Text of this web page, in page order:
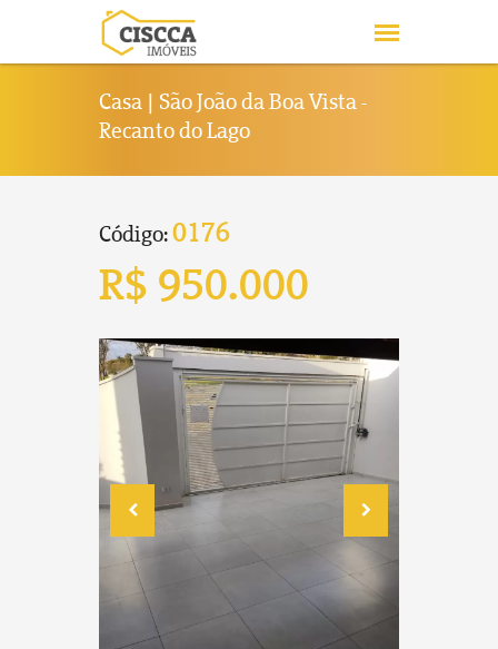
Casa | São João da Boa Vista -
Recanto do Lago
Código: 0176
R$ 950.000